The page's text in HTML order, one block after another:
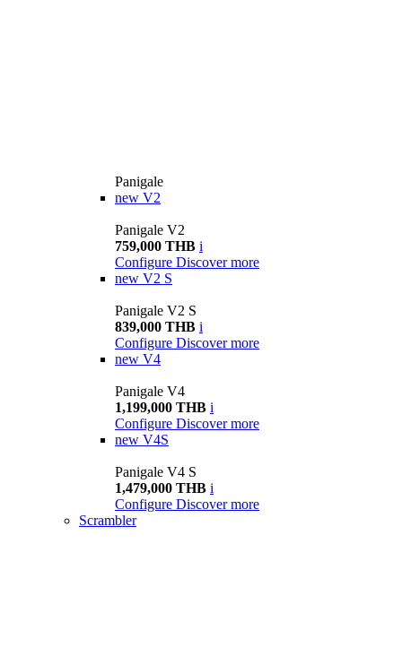
Panigale
new V2
Panigale V2
759,000 THB i
Configure Discover more
new V2 S
Panigale V2 S
839,000 THB i
Configure Discover more
new V4
Panigale V4
1,199,000 THB i
Configure Discover more
new V4S
Panigale V4 S
1,479,000 THB i
Configure Discover more
Scrambler